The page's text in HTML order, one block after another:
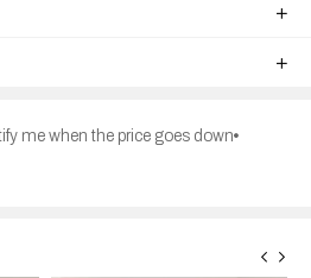
me when the price goes down